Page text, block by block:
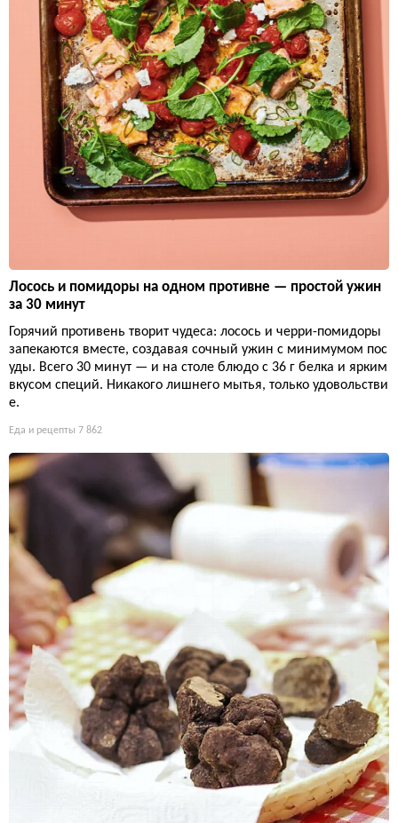
Лосось и помидоры на одном противне — простой ужин
за 30 минут
Горячий противень творит чудеса: лосось и черри-помидоры
запекаются вместе, создавая сочный ужин с минимумом пос
уды. Всего 30 минут — и на столе блюдо с 36 г белка и ярким
вкусом специй. Никакого лишнего мытья, только удовольстви
е.
Еда и рецепты 7 862